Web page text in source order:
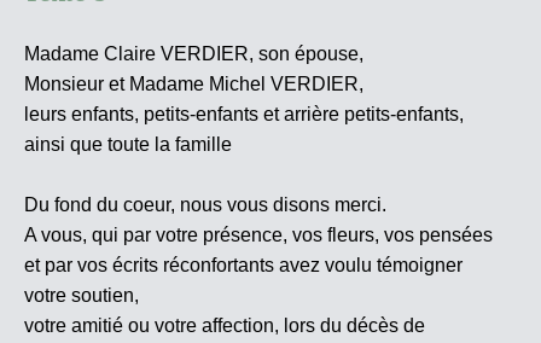
Madame Claire VERDIER, son épouse,
Monsieur et Madame Michel VERDIER,
leurs enfants, petits-enfants et arrière petits-enfants,
ainsi que toute la famille
Du fond du coeur, nous vous disons merci.
A vous, qui par votre présence, vos fleurs, vos pensées
et par vos écrits réconfortants avez voulu témoigner
votre soutien,
votre amitié ou votre affection, lors du décès de